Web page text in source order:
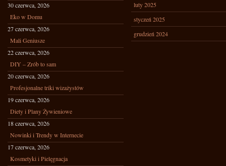
30 czerwca, 2026
Eko w Domu
27 czerwca, 2026
Mali Geniusze
22 czerwca, 2026
DIY – Zrób to sam
20 czerwca, 2026
Profesjonalne triki wizażystów
19 czerwca, 2026
Diety i Plany Żywieniowe
18 czerwca, 2026
Nowinki i Trendy w Internecie
17 czerwca, 2026
Kosmetyki i Pielęgnacja
luty 2025
styczeń 2025
grudzień 2024